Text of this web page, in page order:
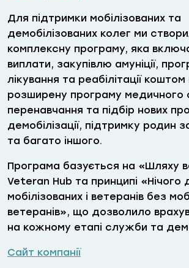
Для підтримки мобілізованих та
демобілізованих колег ми
комплексну програму, яка
виплати, закупівлю амуніції,
лікування та реабілітації коштом
розширену програму медичного
перенавчання та підбір нових
демобілізації, підтримку родин
та багато іншого.
Програма базується на «Шляху
Veteran Hub та принципі «Нічого
мобілізованих і ветеранів без
ветеранів», що дозволило
на кожному етапі служби та
Сайт компанії